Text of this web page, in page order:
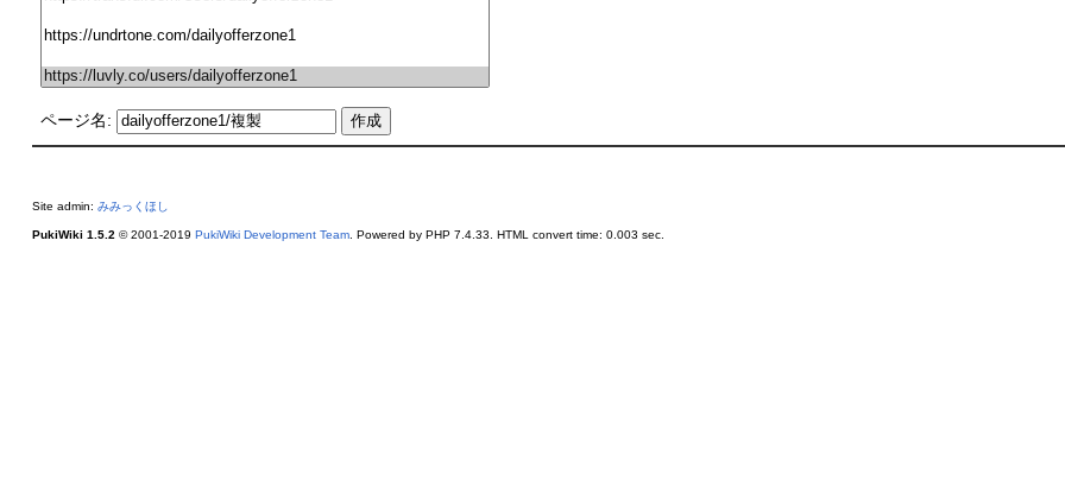
ページ名:
Site admin: みみっくほし
PukiWiki 1.5.2 © 2001-2019 PukiWiki Development Team. Powered by PHP 7.4.33. HTML convert time: 0.003 sec.